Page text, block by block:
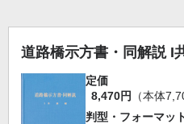
道路橋示方書・同解説 I
定価
8,470円
（本体
判型・フォーマッ